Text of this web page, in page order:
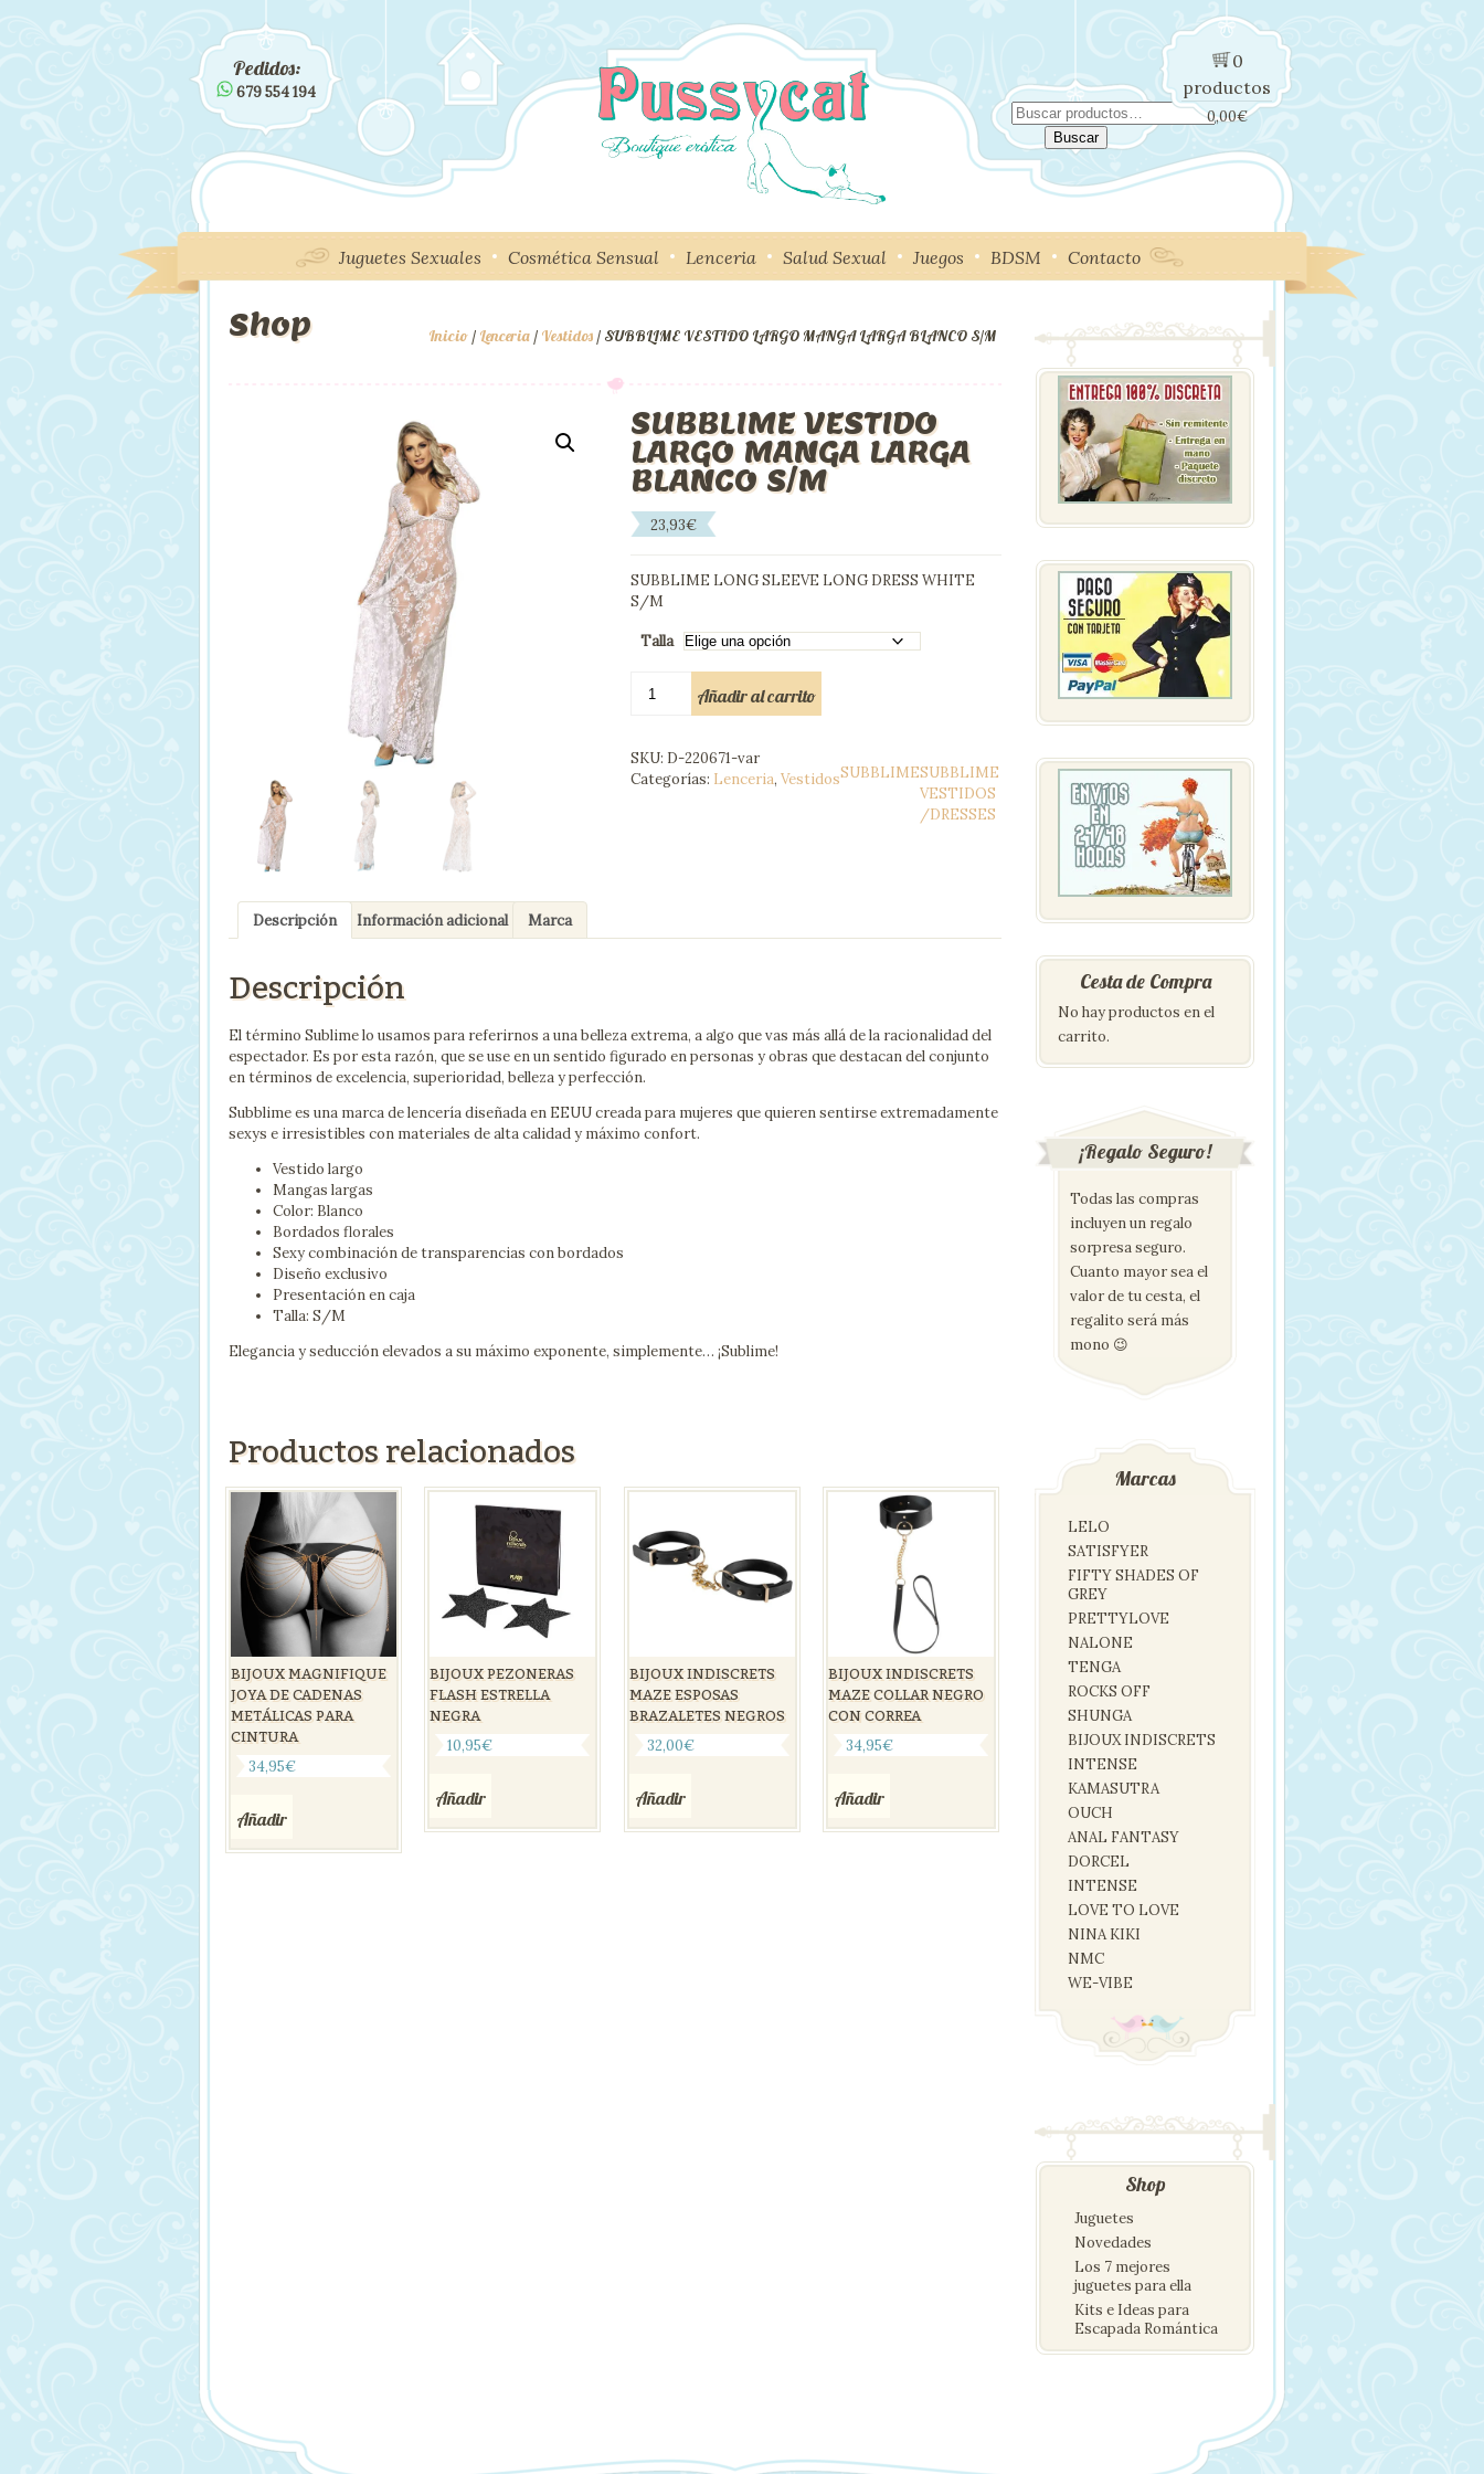
Pedidos:
679 554 194
Buscar
por:
Buscar
0
productos
0,00€
Juguetes Sexuales Cosmética Sensual Lenceria Salud Sexual Juegos BDSM Contacto
Inicio / Lenceria / Vestidos / SUBBLIME VESTIDO LARGO MANGA LARGA BLANCO S/M
Shop
SUBBLIME VESTIDO
LARGO MANGA LARGA
BLANCO S/M
23,93€
SUBBLIME LONG SLEEVE LONG DRESS WHITE
S/M
Talla
VESTIDO
LARGA
BLANCO
Añadir al carrito
SKU: D-220671-var
Categorías: Lenceria, VestidosSUBBLIMESUBBLIME
VESTIDOS
/DRESSES
Descripción Información adicional Marca
Descripción
El término Sublime lo usamos para referirnos a una belleza extrema, a algo que vas más allá de la racionalidad del
espectador. Es por esta razón, que se use en un sentido figurado en personas y obras que destacan del conjunto
en términos de excelencia, superioridad, belleza y perfección.
Subblime es una marca de lencería diseñada en EEUU creada para mujeres que quieren sentirse extremadamente
sexys e irresistibles con materiales de alta calidad y máximo confort.
Vestido largo
Mangas largas
Color: Blanco
Bordados florales
Sexy combinación de transparencias con bordados
Diseño exclusivo
Presentación en caja
Talla: S/M
Elegancia y seducción elevados a su máximo exponente, simplemente… ¡Sublime!
Productos relacionados
BIJOUX MAGNIFIQUE
JOYA DE CADENAS
METÁLICAS PARA
CINTURA
34,95€
Añadir
BIJOUX PEZONERAS
FLASH ESTRELLA
NEGRA
10,95€
Añadir
BIJOUX INDISCRETS
MAZE ESPOSAS
BRAZALETES NEGROS
32,00€
Añadir
BIJOUX INDISCRETS
MAZE COLLAR NEGRO
CON CORREA
34,95€
Añadir
Cesta de Compra
No hay productos en el
carrito.
¡Regalo Seguro!
Todas las compras
incluyen un regalo
sorpresa seguro.
Cuanto mayor sea el
valor de tu cesta, el
regalito será más
mono 😉
Marcas
LELO
SATISFYER
FIFTY SHADES OF
GREY
PRETTYLOVE
NALONE
TENGA
ROCKS OFF
SHUNGA
BIJOUX INDISCRETS
INTENSE
KAMASUTRA
OUCH
ANAL FANTASY
DORCEL
INTENSE
LOVE TO LOVE
NINA KIKI
NMC
WE-VIBE
Shop
Juguetes
Novedades
Los 7 mejores
juguetes para ella
Kits e Ideas para
Escapada Romántica